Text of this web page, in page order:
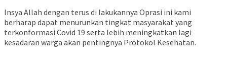
Insya Allah dengan terus di lakukannya Oprasi ini kami
berharap dapat menurunkan tingkat masyarakat yang
terkonformasi Covid 19 serta lebih meningkatkan lagi
kesadaran warga akan pentingnya Protokol Kesehatan.